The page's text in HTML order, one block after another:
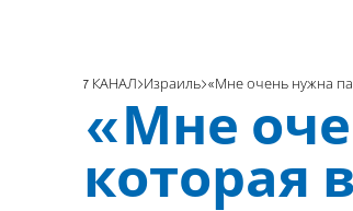
7 КАНАЛ Израиль «Мне очень нужна
«Мне
которая